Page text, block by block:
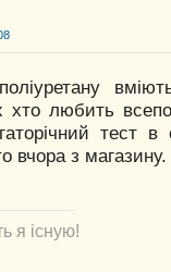
любить
тест в
вчора з магазину.
я існую!